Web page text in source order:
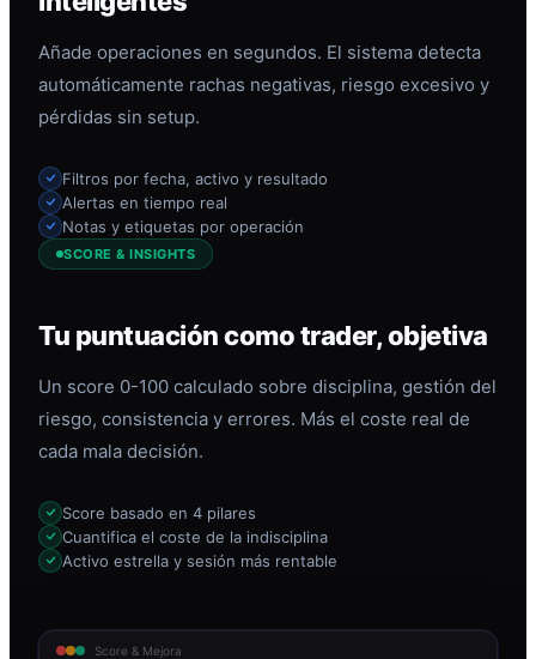
Añade operaciones en segundos. El sistema detecta
automáticamente rachas negativas, riesgo excesivo y
pérdidas sin setup.
Filtros por fecha, activo y resultado
Alertas en tiempo real
Notas y etiquetas por operación
SCORE & INSIGHTS
Tu puntuación como trader, objetiva
Un score 0-100 calculado sobre disciplina, gestión del
riesgo, consistencia y errores. Más el coste real de
cada mala decisión.
Score basado en 4 pilares
Cuantifica el coste de la indisciplina
Activo estrella y sesión más rentable
Score & Mejora